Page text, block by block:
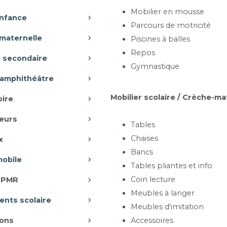
secondaire
scolaire
Mobilier en mousse
Parcours de motricité
Piscines à balles
Repos
Gymnastique
Mobilier scolaire / Crèche-
Tables
Chaises
Bancs
Tables pliantes et info
Coin lecture
Meubles à langer
Meubles d'imitation
Accessoires